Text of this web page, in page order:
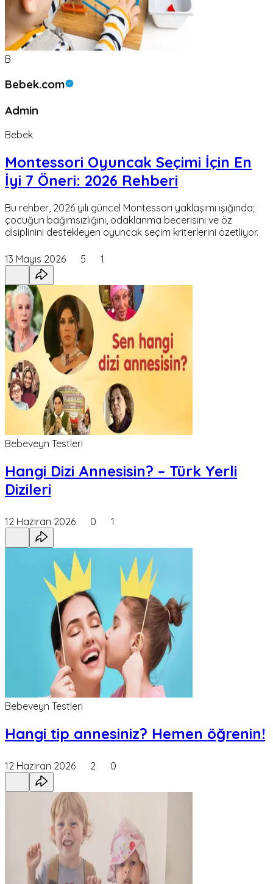
B
Bebek.com
Admin
Bebek
Montessori Oyuncak Seçimi İçin En
İyi 7 Öneri: 2026 Rehberi
Bu rehber, 2026 yılı güncel Montessori yaklaşımı ışığında;
çocuğun bağımsızlığını, odaklanma becerisini ve öz
disiplinini destekleyen oyuncak seçim kriterlerini özetliyor.
13 Mayıs 2026 5 1
Bebeveyn Testleri
Hangi Dizi Annesisin? – Türk Yerli
Dizileri
12 Haziran 2026 0 1
Bebeveyn Testleri
Hangi tip annesiniz? Hemen öğrenin!
12 Haziran 2026 2 0